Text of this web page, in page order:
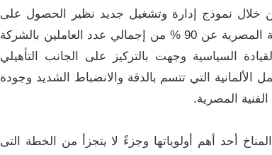
خلال نموذج إدارة وتشغيل جديد نظير الحصول على
نسبة من الايراد، وتم التأكيد على ألا تقل نسبة العمالة المصرية عن 90 % من إجمالي عدد العاملين بالشركة
السياسية وجهت بالتركيز على الجانب التأهيلي
الألمانية التي تتسم بالدقة والانضباط الشديد وجودة
المصرية.
أحد أهم أولوياتها وجزءً لا يتجزأ من الخطة التى